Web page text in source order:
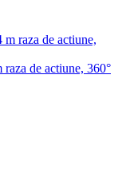
de actiune, 360°